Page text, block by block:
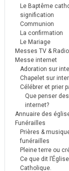
Le Baptême
signification
Communion
La confirmation
Le Mariage
Messes TV &
Messe internet
Adoration sur
Chapelet sur
Célébrer et prier
Que penser
internet?
Annuaire des
Funérailles
Prières &
funérailles
Pleine terre ou
Ce que dit l’Église
Catholique.